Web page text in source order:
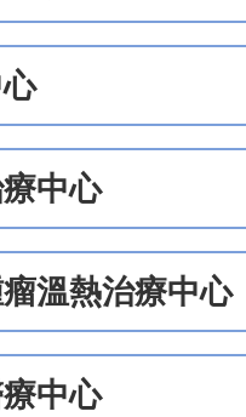
中心
溫熱治療中心
中心